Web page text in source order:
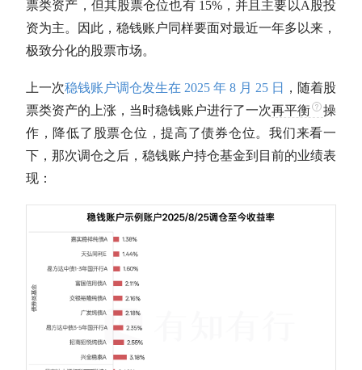
票类资产，但其股票仓位也有 15%，并且主要以A股投
资为主。因此，稳钱账户同样要面对最近一年多以来，
极致分化的股票市场。
上一次稳钱账户调仓发生在 2025 年 8 月 25 日
，随着股
票类资产的上涨，当时稳钱账户进行了一次再平衡
操
作，降低了股票仓位 ，提高了债券仓位。我们来看一
下，那次调仓之后，稳钱账户持仓基金到目前的业绩表
现：